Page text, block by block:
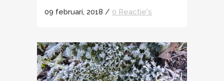
09 februari, 2018 / 0 Reactie's